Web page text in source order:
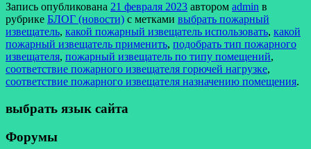
Запись опубликована 21 февраля 2023 автором admin в
рубрике БЛОГ (новости) с метками выбрать пожарный
извещатель, какой пожарный извещатель использовать, какой
пожарный извещатель применить, подобрать тип пожарного
извещателя, пожарный извещатель по типу помещений,
соответствие пожарного извещателя горючей нагрузке,
соответствие пожарного извещателя назначению помещения.
выбрать язык сайта
Форумы